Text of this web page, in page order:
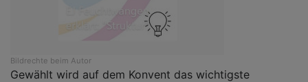
Bildrechte beim Autor
Gewählt wird auf dem Konvent das wichtigste